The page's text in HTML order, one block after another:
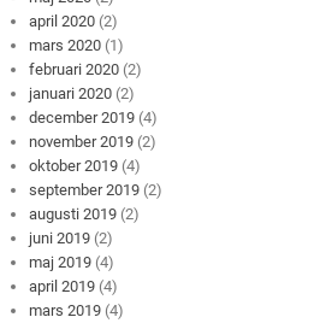
april 2020 (2)
mars 2020 (1)
februari 2020 (2)
januari 2020 (2)
december 2019 (4)
november 2019 (2)
oktober 2019 (4)
september 2019 (2)
augusti 2019 (2)
juni 2019 (2)
maj 2019 (4)
april 2019 (4)
mars 2019 (4)